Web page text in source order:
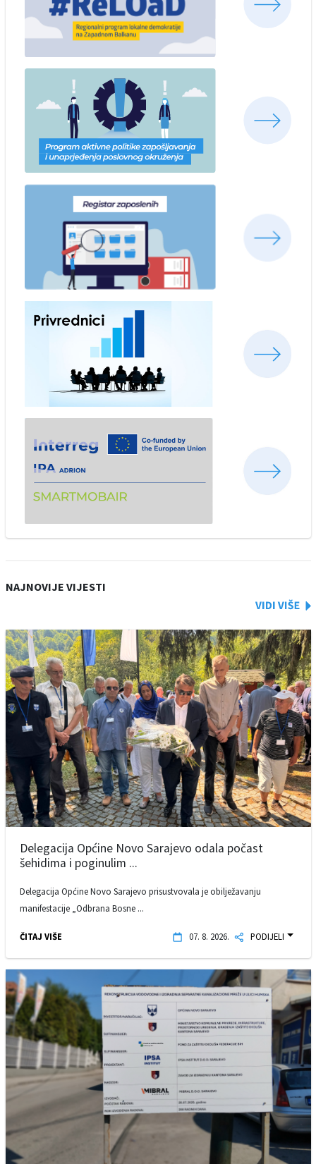
NAJNOVIJE VIJESTI
Delegacija Općine Novo Sarajevo odala počast
šehidima i poginulim ...
Delegacija Općine Novo Sarajevo prisustvovala je obilježavanju
manifestacije „Odbrana Bosne ...
ČITAJ VIŠE 07. 8. 2026. PODIJELI